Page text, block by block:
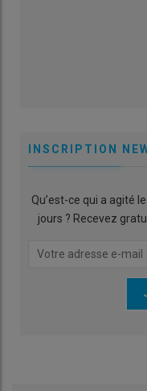
INSCRIPTION
Qu’est-ce qui a agité
jours ? Recevez